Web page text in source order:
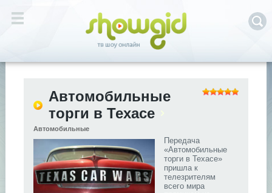
Автомобильные
торги в Техасе
Автомобильные
Передача
«Автомобильные
торги в Техасе»
пришла к
телезрителям
всего мира